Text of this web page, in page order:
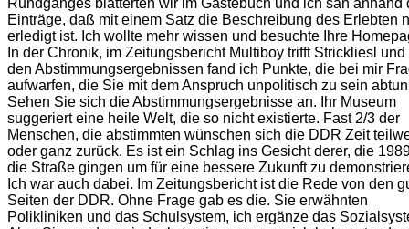
Rundganges blätterten wir im Gästebuch und ich sah anhand
Einträge, daß mit einem Satz die Beschreibung des Erlebten
erledigt ist. Ich wollte mehr wissen und besuchte Ihre
In der Chronik, im Zeitungsbericht Multiboy trifft Strickliesl und
den Abstimmungsergebnissen fand ich Punkte, die bei mir
aufwarfen, die Sie mit dem Anspruch unpolitisch zu sein
Sehen Sie sich die Abstimmungsergebnisse an. Ihr Museum
suggeriert eine heile Welt, die so nicht existierte. Fast 2/3 der
Menschen, die abstimmten wünschen sich die DDR Zeit
oder ganz zurück. Es ist ein Schlag ins Gesicht derer, die
die Straße gingen um für eine bessere Zukunft zu
Ich war auch dabei. Im Zeitungsbericht ist die Rede von den
Seiten der DDR. Ohne Frage gab es die. Sie erwähnten
Polikliniken und das Schulsystem, ich ergänze das